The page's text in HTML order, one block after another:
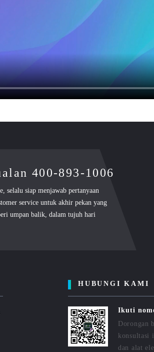
400-893-1006
selalu siap menjawab pertanyaan
service untuk akhir pekan yang
umpan balik, dalam tujuh hari
HUBUNGI KAMI
Ikuti
Dorongan
konsultasi
dan alat